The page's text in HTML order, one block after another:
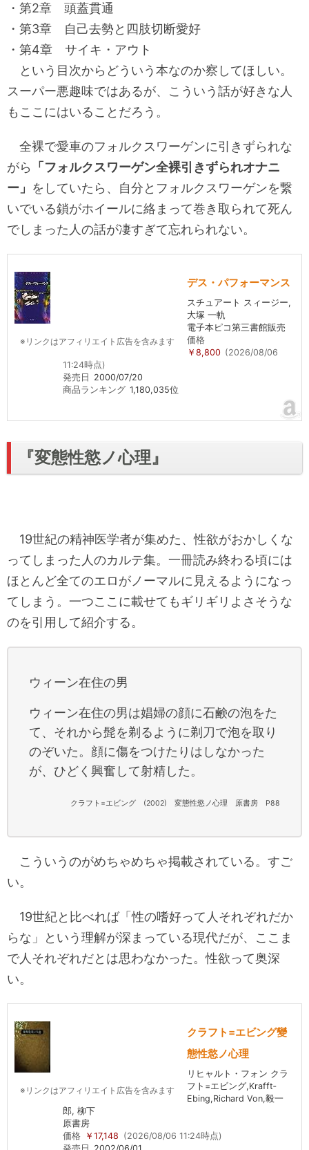
・第2章 頭蓋貫通
・第3章 自己去勢と四肢切断愛好
・第4章 サイキ・アウト
という目次からどういう本なのか察してほしい。
スーパー悪趣味ではあるが、こういう話が好きな人
もここにはいることだろう。
全裸で愛車のフォルクスワーゲンに引きずられな
がら
「フォルクスワーゲン全裸引きずられオナニ
ー」 をしていたら、自分とフォルクスワーゲンを繋
いでいる鎖がホイールに絡まって巻き取られて死ん
でしまった人の話が凄すぎて忘れられない。
※リンクはアフィリエイト広告を含みます
デス・パフォーマンス
スチュアート スィージー,
大塚 一軌
電子本ピコ第三書館販売
価格
￥8,800 (2026/08/06
11:24時点)
発売日
2000/07/20
商品ランキング 1,180,035位
『変態性慾ノ心理』
19世紀の精神医学者が集めた、性欲がおかしくな
ってしまった人のカルテ集。一冊読み終わる頃には
ほとんど全てのエロがノーマルに見えるようになっ
てしまう。一つここに載せてもギリギリよさそうな
のを引用して紹介する。
ウィーン在住の男
ウィーン在住の男は娼婦の顔に石鹸の泡をた
て、それから髭を剃るように剃刀で泡を取り
のぞいた。顔に傷をつけたりはしなかった
が、ひどく興奮して射精した。
クラフト=エビング (2002) 変態性慾ノ心理 原書房 P88
こういうのがめちゃめちゃ掲載されている。すご
い。
19世紀と比べれば「性の嗜好って人それぞれだか
らな」という理解が深まっている現代だが、ここま
で人それぞれだとは思わなかった。性欲って奥深
い。
※リンクはアフィリエイト広告を含みます
クラフト=エビング變
態性慾ノ心理
リヒャルト・フォン クラ
フト=エビング,Krafft‐
Ebing,Richard Von,毅一
郎, 柳下
原書房
価格 ￥17,148 (2026/08/06 11:24時点)